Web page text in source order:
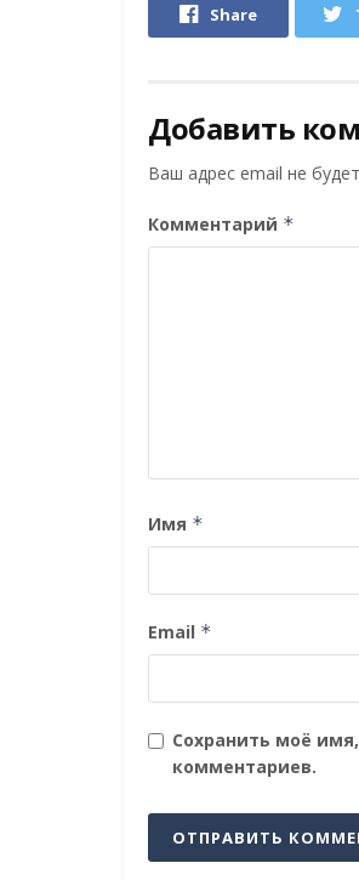
Share
Добавить
Ваш адрес email не
Комментарий *
Имя *
Email *
Сохранить моё
комментариев.